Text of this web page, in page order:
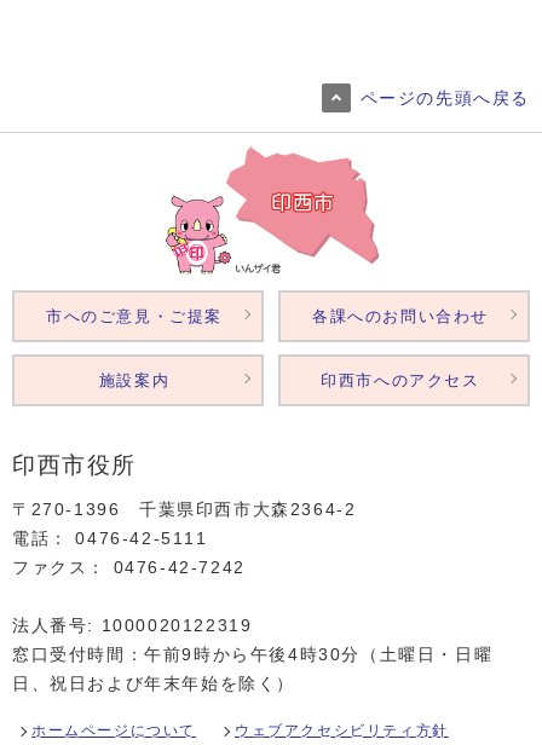
ページの先頭へ戻る
印西市役所
〒270-1396 千葉県印西市大森2364‐2
電話： 0476‐42‐5111
ファクス： 0476‐42‐7242
法人番号: 1000020122319
窓口受付時間：午前9時から午後4時30分（土曜日・日曜
日、祝日および年末年始を除く）
ホームページについて ウェブアクセシビリティ方針
市へのご意見・ご提案 各課へのお問い合わせ
施設案内 印西市へのアクセス